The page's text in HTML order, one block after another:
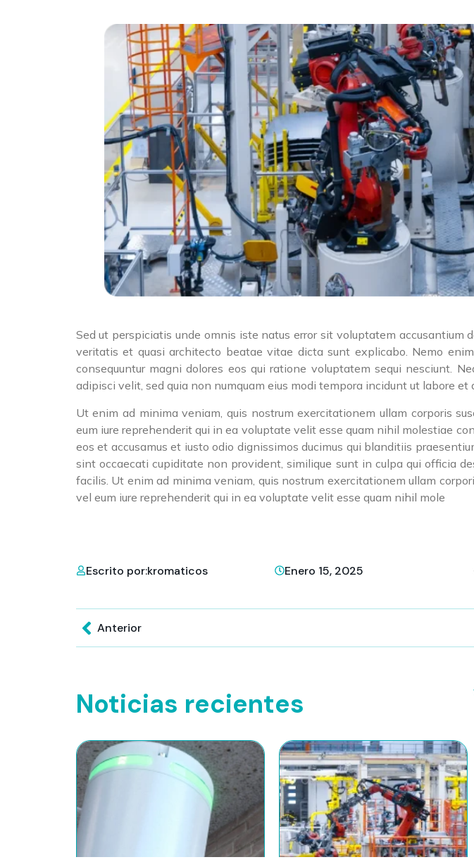
Sed ut perspiciatis unde omnis iste natus error sit voluptatem accusantium
veritatis et quasi architecto beatae vitae dicta sunt explicabo. Nemo
consequuntur magni dolores eos qui ratione voluptatem sequi nesciunt.
adipisci velit, sed quia non numquam eius modi tempora incidunt ut labore
Ut enim ad minima veniam, quis nostrum exercitationem ullam corporis
eum iure reprehenderit qui in ea voluptate velit esse quam nihil molestiae
eos et accusamus et iusto odio dignissimos ducimus qui blanditiis
sint occaecati cupiditate non provident, similique sunt in culpa qui officia
facilis. Ut enim ad minima veniam, quis nostrum exercitationem ullam
vel eum iure reprehenderit qui in ea voluptate velit esse quam nihil mole
Escrito por:kromaticos Enero 15, 2025
Anterior
Noticias recientes